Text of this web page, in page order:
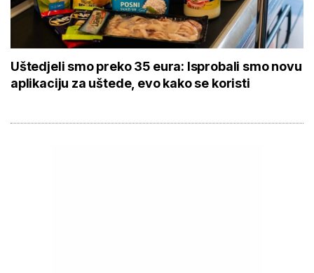
Uštedjeli smo preko 35 eura: Isprobali smo novu
aplikaciju za uštede, evo kako se koristi